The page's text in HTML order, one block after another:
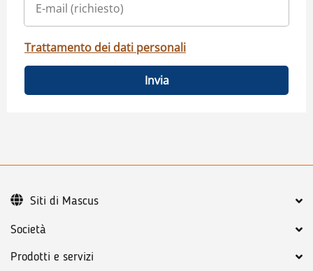
Trattamento dei dati personali
Invia
Società
Prodotti e servizi
Siti di Mascus